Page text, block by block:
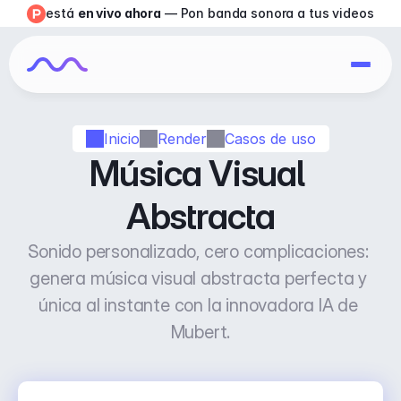
Inicio Render Casos de uso
Música Visual
Abstracta
Sonido personalizado, cero complicaciones:
genera música visual abstracta perfecta y
única al instante con la innovadora IA de
Mubert.
está en vivo ahora — Pon banda sonora a tus videos